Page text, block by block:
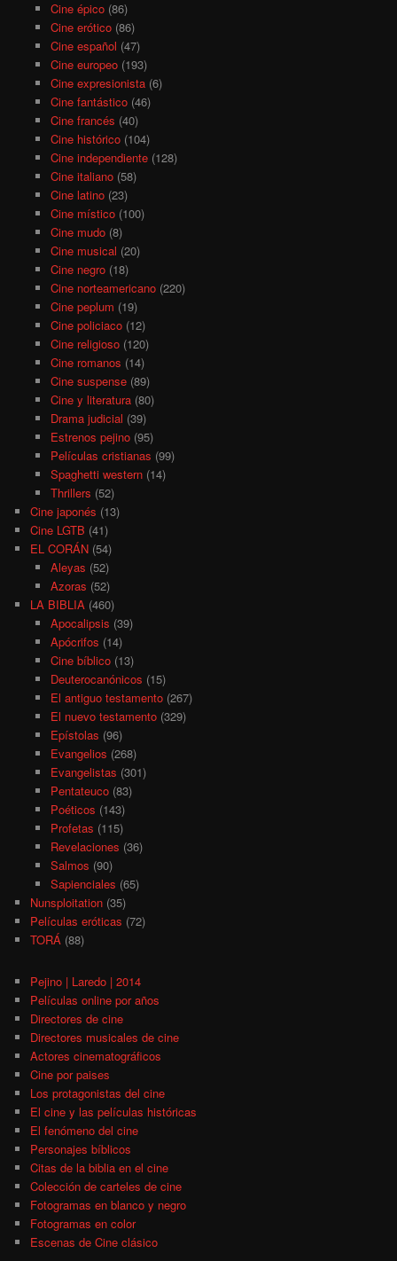
Cine épico(86)
Cine erótico(86)
Cine español (47)
Cine europeo(193)
Cine expresionista(6)
Cine fantástico(46)
Cine francés (40)
Cine histórico(104)
Cine independiente(128)
Cine italiano(58)
Cine latino(23)
Cine místico(100)
Cine mudo(8)
Cine musical (20)
Cine negro(18)
Cine norteamericano(220)
Cine peplum (19)
Cine policiaco(12)
Cine religioso(120)
Cine romanos (14)
Cine suspense(89)
Cine y literatura(80)
Drama judicial (39)
Estrenos pejino(95)
Películas cristianas (99)
Spaghetti western(14)
Thrillers (52)
Cine japonés (13)
Cine LGTB (41)
EL CORÁN (54)
Aleyas (52)
Azoras (52)
LA BIBLIA (460)
Apocalipsis (39)
Apócrifos (14)
Cine bíblico(13)
Deuterocanónicos (15)
El antiguo testamento(267)
El nuevo testamento(329)
Epístolas (96)
Evangelios (268)
Evangelistas (301)
Pentateuco(83)
Poéticos (143)
Profetas (115)
Revelaciones (36)
Salmos (90)
Sapienciales (65)
Nunsploitation (35)
Películas eróticas (72)
TORÁ (88)
Pejino | Laredo | 2014
Películas online por años
Directores de cine
Directores musicales de cine
Actores cinematográficos
Cine por paises
Los protagonistas del cine
El cine y las películas históricas
El fenómeno del cine
Personajes bíblicos
Citas de la biblia en el cine
Colección de carteles de cine
Fotogramas en blanco y negro
Fotogramas en color
Escenas de Cine clásico